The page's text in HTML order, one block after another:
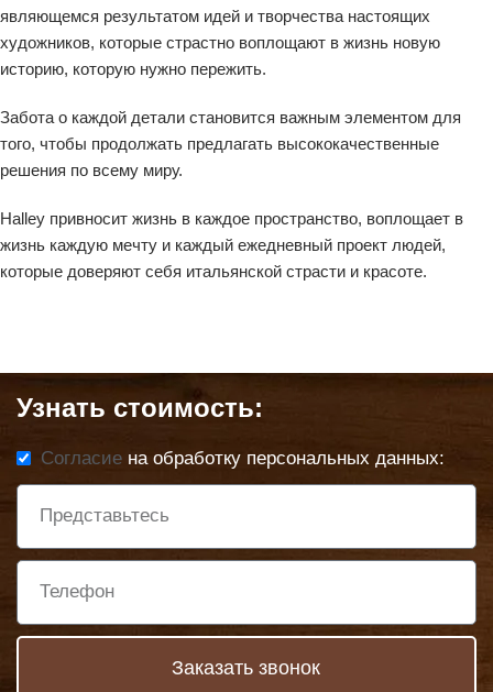
являющемся результатом идей и творчества настоящих
художников, которые страстно воплощают в жизнь новую
историю, которую нужно пережить.
Забота о каждой детали становится важным элементом для
того, чтобы продолжать предлагать высококачественные
решения по всему миру.
Halley привносит жизнь в каждое пространство, воплощает в
жизнь каждую мечту и каждый ежедневный проект людей,
которые доверяют себя итальянской страсти и красоте.
Узнать стоимость:
Согласие на обработку персональных данных:
Заказать звонок